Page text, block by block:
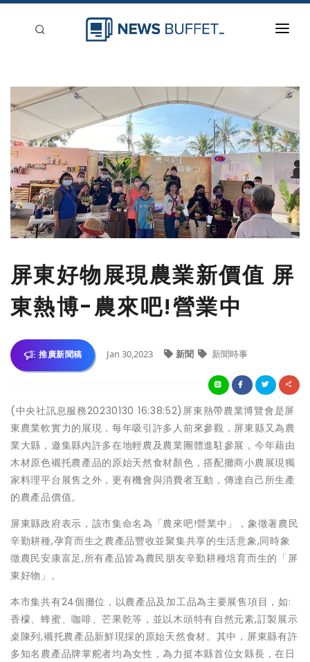
新聞稿分類
登入
刊登
屏東好物展現農業新價值 屏
東熱博-農來吧!營業中
推廣新聞稿 Jan 30,2023 新聞 新聞時事
(中央社訊息服務20230130 16:38:52)屏東熱帶農業博覽會是屏
東農業軟實力的展現，每年吸引許多人前來參觀，屏東縣又為農
業大縣，邀集縣內許多在地輕農及農業團體進駐參展，今年藉由
木材原色襯托農產品的原始天然食材顏色，搭配攤商小農展現獨
家料理平台展售之外，更有機會與消費者互動，傳達自己所生產
的農產品價值。
屏東縣政府表示，該市集命名為「農來吧!營業中」，象徵著農民
辛勤耕種,孕育而生之農產品豐收並聚集共享的生活意象,同時象
徵農民安康富足,所有產品皆為農民朋友辛勤耕種培育而生的「屏
東好物」。
本市集共有24個攤位，以農產品及加工品為主要展售項目，如:
香檬、蜂蜜、咖啡、芒果乾等，並以木頭特有自然元素,訂製展示
桌陳列,襯托農產品新鮮現採的原始天然食材。其中，屏東縣有許
多知名農產品牌掌舵者均為女性，為力挺本縣首位女縣長，在日